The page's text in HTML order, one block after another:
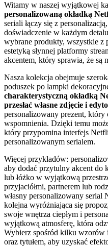
Witamy w naszej wyjątkowej
personalizowaną okładką
seriali łączy się z
doświadczenie w każdym
wybrane produkty, wszystkie
estetyką słynnej platformy
akcentem, który sprawia, że są
Nasza kolekcja obejmuje
poduszek po lampki
charakterystyczną okładką
przesłać własne zdjęcie i
personalizowany prezent,
wspomnienia. Dzięki temu
który przypomina interfejs
personalizowanym serialem.
Więcej przykładów:
aby dodać przytulny akcent do
lub łóżko w wyjątkową
przyjaciółmi, partnerem lub
własny personalizowany
kolejna wyróżniająca się
swoje wnętrza ciepłym i
wyjątkową atmosferę, która
Wybierz spośród kilku wzorów
oraz tytułem, aby uzyskać